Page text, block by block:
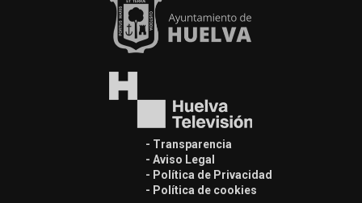
- Transparencia
- Aviso Legal
- Política de Privacidad
- Política de cookies